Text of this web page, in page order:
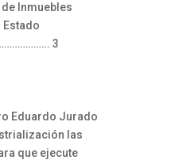
Inmuebles
Estado
3
Eduardo Jurado
las
que ejecute